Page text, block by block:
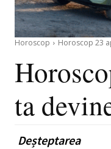
Horoscop Horoscop 23
ta
Deșteptarea